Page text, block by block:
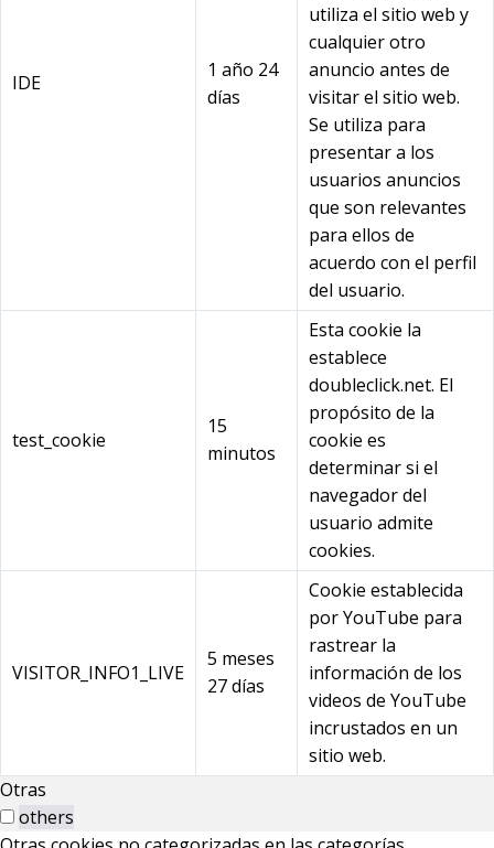
IDE
1 año 24
días
utiliza el sitio web y
cualquier otro
anuncio antes de
visitar el sitio web.
Se utiliza para
presentar a los
usuarios anuncios
que son relevantes
para ellos de
acuerdo con el perfil
del usuario.
test_cookie
15
minutos
Esta cookie la
establece
doubleclick.net. El
propósito de la
cookie es
determinar si el
navegador del
usuario admite
cookies.
VISITOR_INFO1_LIVE
5 meses
27 días
Cookie establecida
por YouTube para
rastrear la
información de los
videos de YouTube
incrustados en un
sitio web.
Otras
others